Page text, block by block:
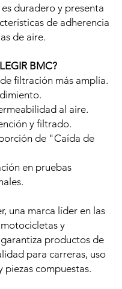
duradero y presenta
de adherencia
de aire.
BMC?
filtración más amplia.
al aire.
y filtrado.
de "Caída de
en pruebas
una marca líder en las
y
productos de
para carreras, uso
piezas compuestas.